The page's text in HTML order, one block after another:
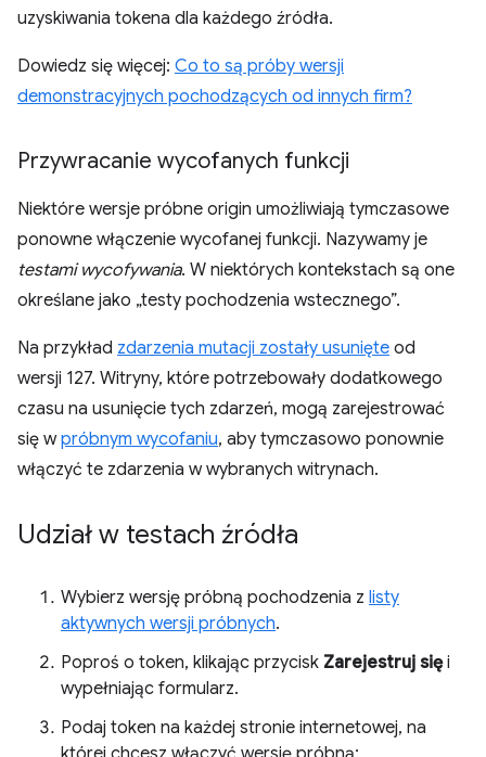
uzyskiwania tokena dla każdego źródła.
Dowiedz się więcej: Co to są próby wersji
demonstracyjnych pochodzących od innych firm?
Przywracanie wycofanych funkcji
Niektóre wersje próbne origin umożliwiają tymczasowe
ponowne włączenie wycofanej funkcji. Nazywamy je
testami wycofywania. W niektórych kontekstach są one
określane jako „testy pochodzenia wstecznego”.
Na przykład zdarzenia mutacji zostały usunięte od
wersji 127. Witryny, które potrzebowały dodatkowego
czasu na usunięcie tych zdarzeń, mogą zarejestrować
się wpróbnym wycofaniu, aby tymczasowo ponownie
włączyć te zdarzenia w wybranych witrynach.
Udział w testach źródła
Wybierz wersję próbną pochodzenia z listy
aktywnych wersji próbnych.
Poproś o token, klikając przycisk Zarejestruj sięi
wypełniając formularz.
Podaj token na każdej stronie internetowej, na